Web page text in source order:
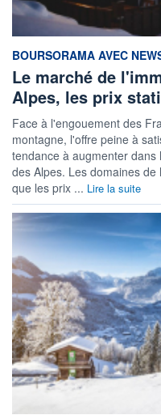
information fournie par
BOURSORAMA AVEC
Le marché de
Alpes, les prix
Face à l'engouement des
montagne, l'offre peine à
tendance à augmenter
des Alpes. Les domaines
que les prix ... Lire la suite